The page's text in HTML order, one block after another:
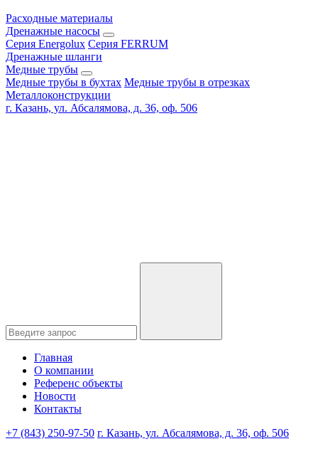
Расходные материалы
Дренажные насосы
Серия Energolux Серия FERRUM
Дренажные шланги
Медные трубы
Медные трубы в бухтах Медные трубы в отрезках
Металлоконструкции
г. Казань, ул. Абсалямова, д. 36, оф. 506
Главная
О компании
Референс объекты
Новости
Контакты
+7 (843) 250-97-50 г. Казань, ул. Абсалямова, д. 36, оф. 506